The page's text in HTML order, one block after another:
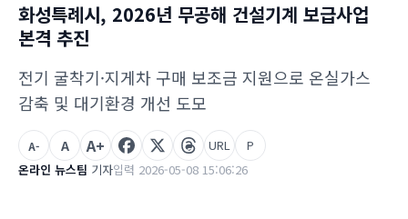
화성특례시, 2026년 무공해 건설기계 보급사업
본격 추진
전기 굴착기·지게차 구매 보조금 지원으로 온실가스
감축 및 대기환경 개선 도모
온라인 뉴스팀 기자입력 2026-05-08 15:06:26
A- A A+ URL P